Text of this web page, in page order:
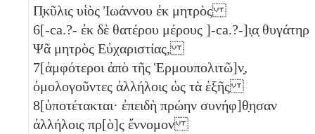
Π̣κῦλις υἱὸς Ἰωάννου ἐκ μητρὸς
6[-ca.?- ἐκ δὲ θατέρου μέρους ]-ca.?-]ι̣α̣ θυγάτηρ
Ψᾶ μητρὸς Εὐχαριστίας,
7[ἀμφότεροι ἀπὸ τῆς Ἑρμουπολιτῶ]ν̣,
ὁμολογοῦντες ἀλλήλοις ὡς τὰ ἑξῆς
8[ὑποτέτακται· ἐπειδὴ πρώην συνήφ]θ̣ησαν
ἀλλήλοις πρ[ὸ]ς ἔννομον